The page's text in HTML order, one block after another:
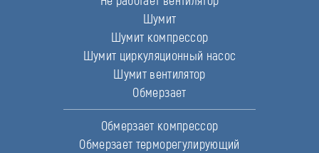
Шумит
Шумит компрессор
Шумит циркуляционный насос
Шумит вентилятор
Обмерзает
Обмерзает компрессор
Обмерзает терморегулирующий